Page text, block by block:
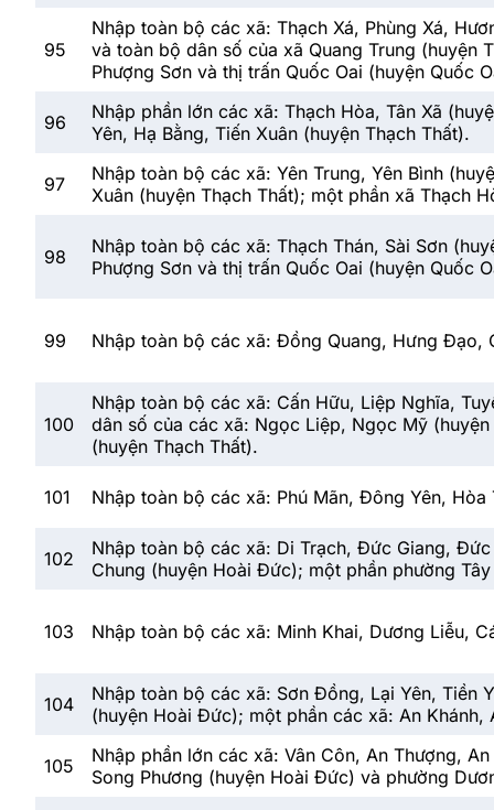
95
Nhập toàn bộ các xã: Thạch Xá, Phùng Xá,
và toàn bộ dân số của xã Quang Trung (huyện
Phượng Sơn và thị trấn Quốc Oai (huyện Quốc
96
Nhập phần lớn các xã: Thạch Hòa, Tân Xã
Yên, Hạ Bằng, Tiến Xuân (huyện Thạch Thất).
97
Nhập toàn bộ các xã: Yên Trung, Yên Bình
Xuân (huyện Thạch Thất); một phần xã Thạch
98
Nhập toàn bộ các xã: Thạch Thán, Sài Sơn
Phượng Sơn và thị trấn Quốc Oai (huyện Quốc
99 Nhập toàn bộ các xã: Đồng Quang, Hưng Đạo,
100
Nhập toàn bộ các xã: Cấn Hữu, Liệp Nghĩa,
dân số của các xã: Ngọc Liệp, Ngọc Mỹ
(huyện Thạch Thất).
101 Nhập toàn bộ các xã: Phú Mãn, Đông Yên,
102
Nhập toàn bộ các xã: Di Trạch, Đức Giang,
Chung (huyện Hoài Đức); một phần phường
103 Nhập toàn bộ các xã: Minh Khai, Dương Liễu,
104
Nhập toàn bộ các xã: Sơn Đồng, Lại Yên, Tiền
(huyện Hoài Đức); một phần các xã: An
105
Nhập phần lớn các xã: Vân Côn, An Thượng,
Song Phương (huyện Hoài Đức) và phường